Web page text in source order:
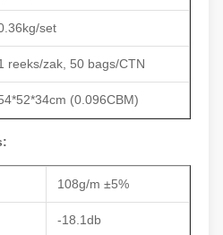
set
reeks/zak, 50 bags/CTN
(0.096CBM)
108g/m ±5%
-18.1db